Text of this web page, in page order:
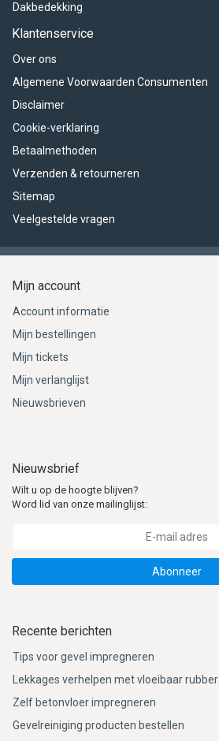
Dakbedekking
Klantenservice
Over ons
Algemene Voorwaarden Consumenten
Disclaimer
Cookie-verklaring
Betaalmethoden
Verzenden & retourneren
Sitemap
Veelgestelde vragen
Mijn account
Account informatie
Mijn bestellingen
Mijn tickets
Mijn verlanglijst
Nieuwsbrieven
Nieuwsbrief
Wilt u op de hoogte blijven?
Word lid van onze mailinglijst:
Abonneer
Recente berichten
Tips voor gevel impregneren
Lekkages verhelpen met vloeibaar rubber
Zelf betonvloer impregneren
Gevelreiniging producten bestellen